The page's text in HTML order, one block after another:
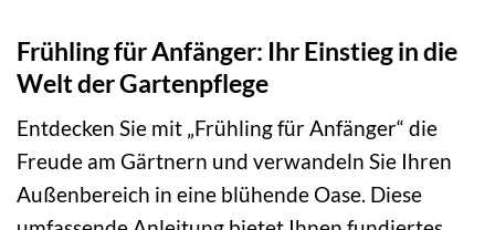
Frühling für Anfänger: Ihr Einstieg in die
Welt der Gartenpflege
Entdecken Sie mit „Frühling für Anfänger“ die
Freude am Gärtnern und verwandeln Sie Ihren
Außenbereich in eine blühende Oase. Diese